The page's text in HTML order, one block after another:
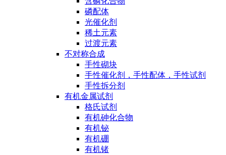
磷配体
光催化剂
稀土元素
过渡元素
不对称合成
手性砌块
手性催化剂，手性配体，手性试剂
手性拆分剂
有机金属试剂
格氏试剂
有机砷化合物
有机铋
有机硼
有机锗